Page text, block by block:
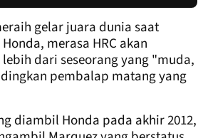
gelar juara dunia saat
merasa HRC akan
dari seseorang yang "muda,
pembalap matang yang
diambil Honda pada akhir 2012,